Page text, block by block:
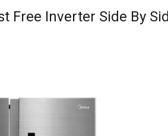
Free Inverter Side By